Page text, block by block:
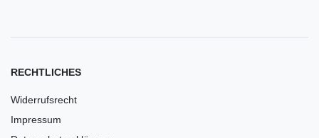
RECHTLICHES
Widerrufsrecht
Impressum